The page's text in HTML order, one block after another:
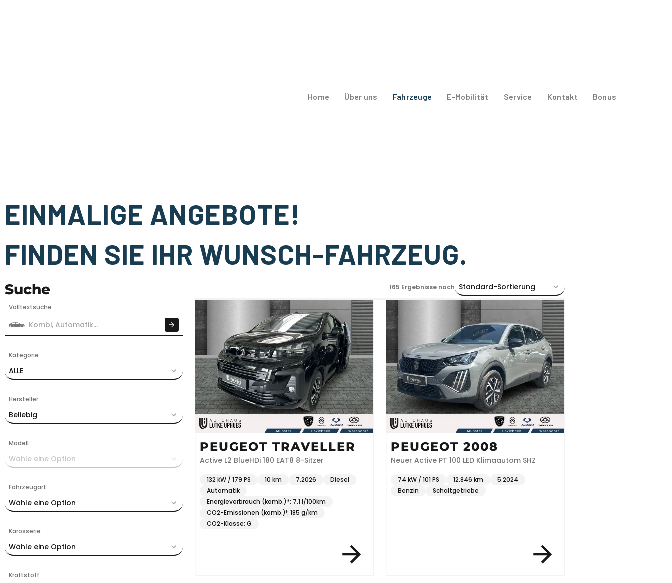
Home Über uns Fahrzeuge E-Mobilität Service Kontakt Bonus
EINMALIGE ANGEBOTE!
FINDEN SIE IHR WUNSCH-FAHRZEUG.
Suche
Volltextsuche
Kategorie
ALLE
Hersteller
Beliebig
Modell
Wähle eine Option
Fahrzeugart
Wähle eine Option
Karosserie
Wähle eine Option
Kraftstoff
165 Ergebnisse nach Standard-Sortierung
PEUGEOT TRAVELLER
Active L2 BlueHDi 180 EAT8 8-Sitzer
132 kW / 179 PS 10 km 7.2026
Diesel
Automatik
Energieverbrauch (komb.)*: 7.1 l/100km
CO2-Emissionen (komb.)¹: 185 g/km
CO2-Klasse: G
PEUGEOT 2008
Neuer Active PT 100 LED Klimaautom SHZ
74 kW / 101 PS 12.846 km
5.2024
Benzin
Schaltgetriebe